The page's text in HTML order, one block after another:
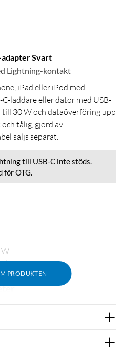
adapter Svart
Lightning-kontakt
iPad eller iPod med
laddare eller dator med USB-
30 W och dataöverföring upp
tålig, gjord av
säljs separat.
till USB-C inte stöds.
för OTG.
PRODUKTEN
av Made for Apple-
har designats för att specifikt
som anges nedan och har
uppfylla Apples standarder